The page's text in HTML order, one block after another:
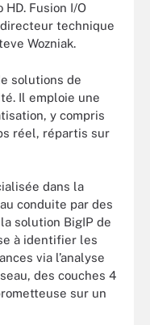
Fusion I/O
directeur technique
Wozniak.
solutions de
Il emploie une
y compris
réel, répartis sur
dans la
conduite par des
solution BigIP de
à identifier les
via l’analyse
des couches 4
sur un